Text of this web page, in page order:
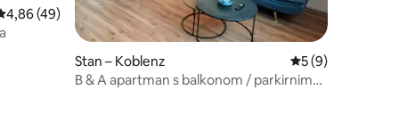
ocjena: 4,86/5, recenzija: 49
4,86 (49)
Stan – Koblenz Prosječna
5 (9)
B & A apartman s balkonom / parkirnim